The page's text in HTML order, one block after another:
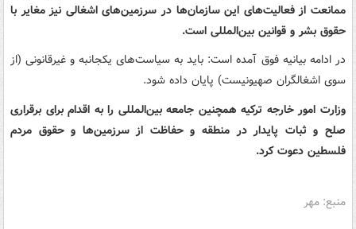
ممانعت از فعالیت‌های این سازمان‌ها در سرزمین‌های اشغالی نیز مغایر با
حقوق بشر و قوانین بین‌المللی است.
در ادامه بیانیه فوق آمده است: باید به سیاست‌های یکجانبه و غیرقانونی (از
سوی اشغالگران صهیونیست) پایان داده شود.
وزارت امور خارجه ترکیه همچنین جامعه بین‌المللی را به اقدام برای برقراری
صلح و ثبات پایدار در منطقه و حفاظت از سرزمین‌ها و حقوق مردم
فلسطین دعوت کرد.
منبع: مهر